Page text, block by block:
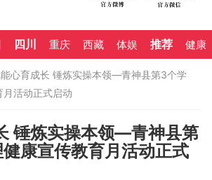
四川 重庆 西藏 体娱 推荐 健康
心育成长 锤炼实操本领—青神县第3个学
活动正式启动
锤炼实操本领—青神县第
康宣传教育月活动正式